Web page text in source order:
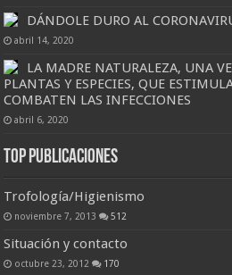
DÁNDOLE DURO AL
abril 14, 2020
LA MADRE NATURALEZA, UNA
PLANTAS Y ESPECIES, QUE
COMBATEN LAS INFECCIONES
abril 6, 2020
Top Publicaciones
Trofología/Higienismo
noviembre 7, 2013 512
Situación y contacto
octubre 23, 2012 170